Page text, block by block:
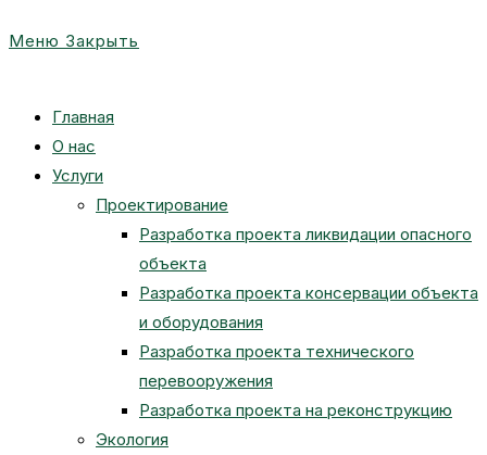
Меню Закрыть
Главная
О нас
Услуги
Проектирование
Разработка проекта ликвидации опасного
объекта
Разработка проекта консервации объекта
и оборудования
Разработка проекта технического
перевооружения
Разработка проекта на реконструкцию
Экология